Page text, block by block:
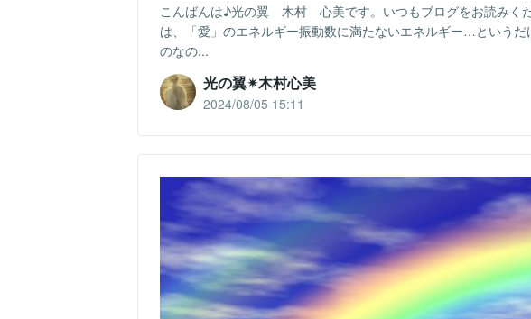
こんばんは♪光の翼 木村 心美です。いつもブログをお読みく
は、「愛」のエネルギー振動数に満たないエネルギー…という
のなの...
光の翼✴︎木村心美
2024/08/05 15:11